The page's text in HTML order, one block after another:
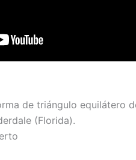
de triángulo equilátero
(Florida).